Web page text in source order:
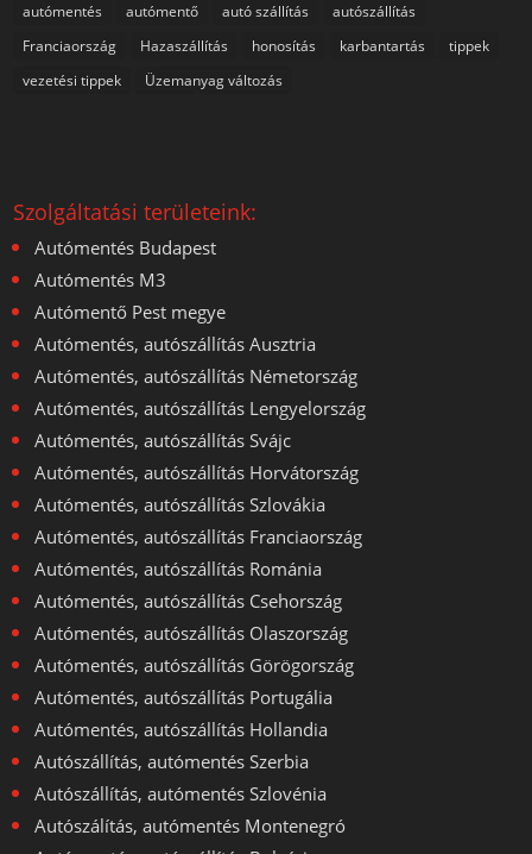
autómentés autómentő autó szállítás
autószállítás
Franciaország
Hazaszállítás honosítás karbantartás
tippek
vezetési tippek
Üzemanyag változás
Szolgáltatási területeink:
Autómentés Budapest
Autómentés M3
Autómentő Pest megye
Autómentés, autószállítás Ausztria
Autómentés, autószállítás Németország
Autómentés, autószállítás Lengyelország
Autómentés, autószállítás Svájc
Autómentés, autószállítás Horvátország
Autómentés, autószállítás Szlovákia
Autómentés, autószállítás Franciaország
Autómentés, autószállítás Románia
Autómentés, autószállítás Csehország
Autómentés, autószállítás Olaszország
Autómentés, autószállítás Görögország
Autómentés, autószállítás Portugália
Autómentés, autószállítás Hollandia
Autószállítás, autómentés Szerbia
Autószállítás, autómentés Szlovénia
Autószálítás, autómentés Montenegró